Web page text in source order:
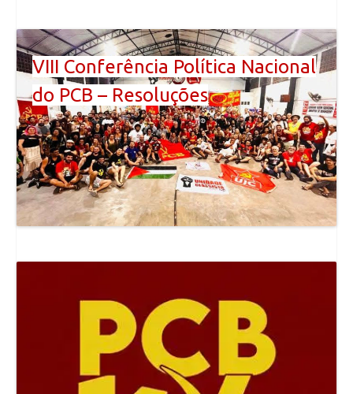
VIII Conferência Política Nacional
do PCB – Resoluções